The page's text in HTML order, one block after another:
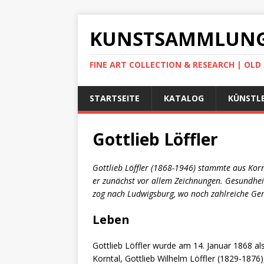
FINE ART COLLECTION & RESEARCH |
STARTSEITE KATALOG
Gottlieb Löffler
Gottlieb Löffler (1868-1946) stammte aus
er zunächst vor allem Zeichnungen.
zog nach Ludwigsburg, wo noch zahlreiche
Leben
Gottlieb Löffler wurde am 14. Januar 1868
Korntal, Gottlieb Wilhelm Löffler (1829-